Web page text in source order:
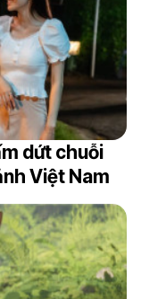
dứt chuỗi
Việt Nam